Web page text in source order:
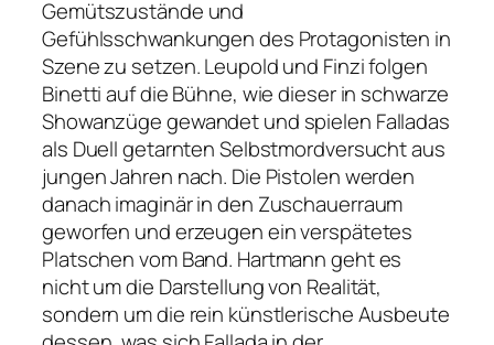
Gemütszustände und
Gefühlsschwankungen des Protagonisten in
Szene zu setzen. Leupold und Finzi folgen
Binetti auf die Bühne, wie dieser in schwarze
Showanzüge gewandet und spielen Falladas
als Duell getarnten Selbstmordversucht aus
jungen Jahren nach. Die Pistolen werden
danach imaginär in den Zuschauerraum
geworfen und erzeugen ein verspätetes
Platschen vom Band. Hartmann geht es
nicht um die Darstellung von Realität,
sondern um die rein künstlerische Ausbeute